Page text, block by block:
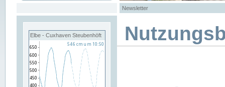
Newsletter
Elbe - Cuxhaven Steubenhöft